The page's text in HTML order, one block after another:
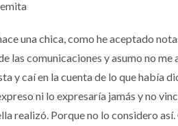
una chica, como he aceptado
las comunicaciones y asumo no me
y caí en la cuenta de lo que había
ni lo expresaría jamás y no
realizó. Porque no lo considero